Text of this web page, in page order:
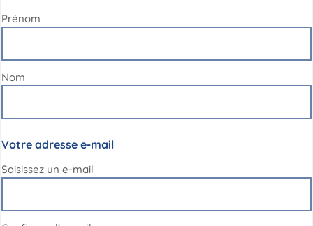
Prénom
Nom
Votre adresse e-mail
Saisissez un e-mail